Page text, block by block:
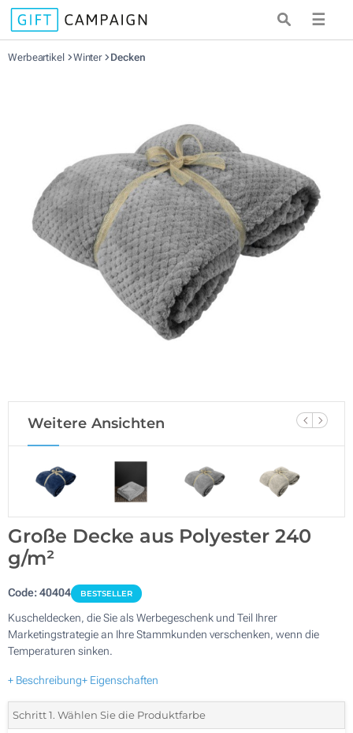
☰
Werbeartikel Winter Decken
Weitere Ansichten
Große Decke aus Polyester 240
g/m²
Code:40404 BESTSELLER
Kuscheldecken, die Sie als Werbegeschenk und Teil Ihrer
Marketingstrategie an Ihre Stammkunden verschenken, wenn die
Temperaturen sinken.
+ Beschreibung+ Eigenschaften
Schritt 1. Wählen Sie die Produktfarbe